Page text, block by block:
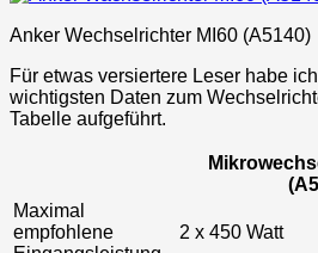
Anker Wechselrichter MI60 (A5140)
Für etwas versiertere Leser habe
wichtigsten Daten zum
Tabelle aufgeführt.
Maximal
empfohlene
2 x 450 Watt